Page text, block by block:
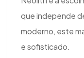
que independe
moderno, este
e sofisticado.